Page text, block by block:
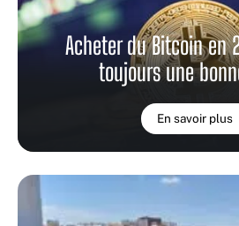
Acheter du Bitcoin en
toujours une
En savoir plus